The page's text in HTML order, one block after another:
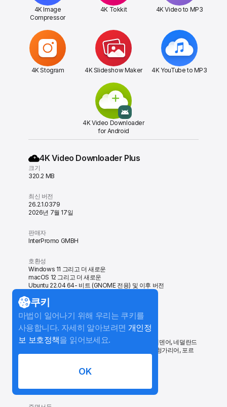
4K Image
Compressor
4K Tokkit 4K Video to MP3
4K Stogram 4K Slideshow Maker 4K YouTube to MP3
4K Video Downloader
for Android
4K Video Downloader Plus
크기
320.2 MB
최신 버전
26.2.1.0379
2026년 7월 17일
판매자
InterPromo GMBH
호환성
Windows 11 그리고 더 새로운
macOS 12 그리고 더 새로운
Ubuntu 22.04 64- 비트 (GNOME 전용) 및 이후 버전
가격
무료로 시작하기
언어
영어, 프랑스어, 독일어, 이탈리아어, 스페인어, 스웨덴어, 네덜란드
어, 체코어, 터키어, 핀란드어, 폴란드어, 러시아어, 헝가리어, 포르
쿠키
마법이 일어나기 위해 우리는 쿠키를
사용합니다. 자세히 알아보려면 개인정
보 보호정책을 읽어보세요.
OK